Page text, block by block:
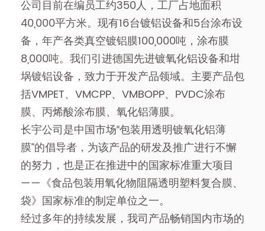
公司目前在编员工约350人，工厂占地面积
40,000平方米。现有16台镀铝设备和5台涂布设
备，年产各类真空镀铝膜100,000吨，涂布膜
8,000吨。我们引进德国先进镀氧化铝设备和坩
埚镀铝设备，致力于开发产品领域。主要产品包
括VMPET、VMCPP、VMBOPP、PVDC涂布
膜、丙烯酸涂布膜、氧化铝薄膜。
长宇公司是中国市场“包装用透明镀氧化铝薄
膜”的倡导者，为该产品的研发及推广进行不懈
的努力，也是正在推进中的国家标准重大项目
——《食品包装用氧化物阻隔透明塑料复合膜、
袋》国家标准的制定单位之一。
经过多年的持续发展，我司产品畅销国内市场的